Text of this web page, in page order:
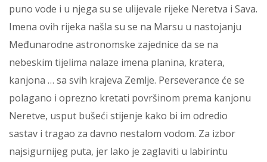
puno vode i u njega su se ulijevale rijeke Neretva i Sava.
Imena ovih rijeka našla su se na Marsu u nastojanju
Međunarodne astronomske zajednice da se na
nebeskim tijelima nalaze imena planina, kratera,
kanjona … sa svih krajeva Zemlje. Perseverance će se
polagano i oprezno kretati površinom prema kanjonu
Neretve, usput bušeći stijenje kako bi im odredio
sastav i tragao za davno nestalom vodom. Za izbor
najsigurnijeg puta, jer lako je zaglaviti u labirintu